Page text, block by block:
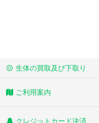
生体の買取及び下取り
ご利用案内
クレジットカード決済